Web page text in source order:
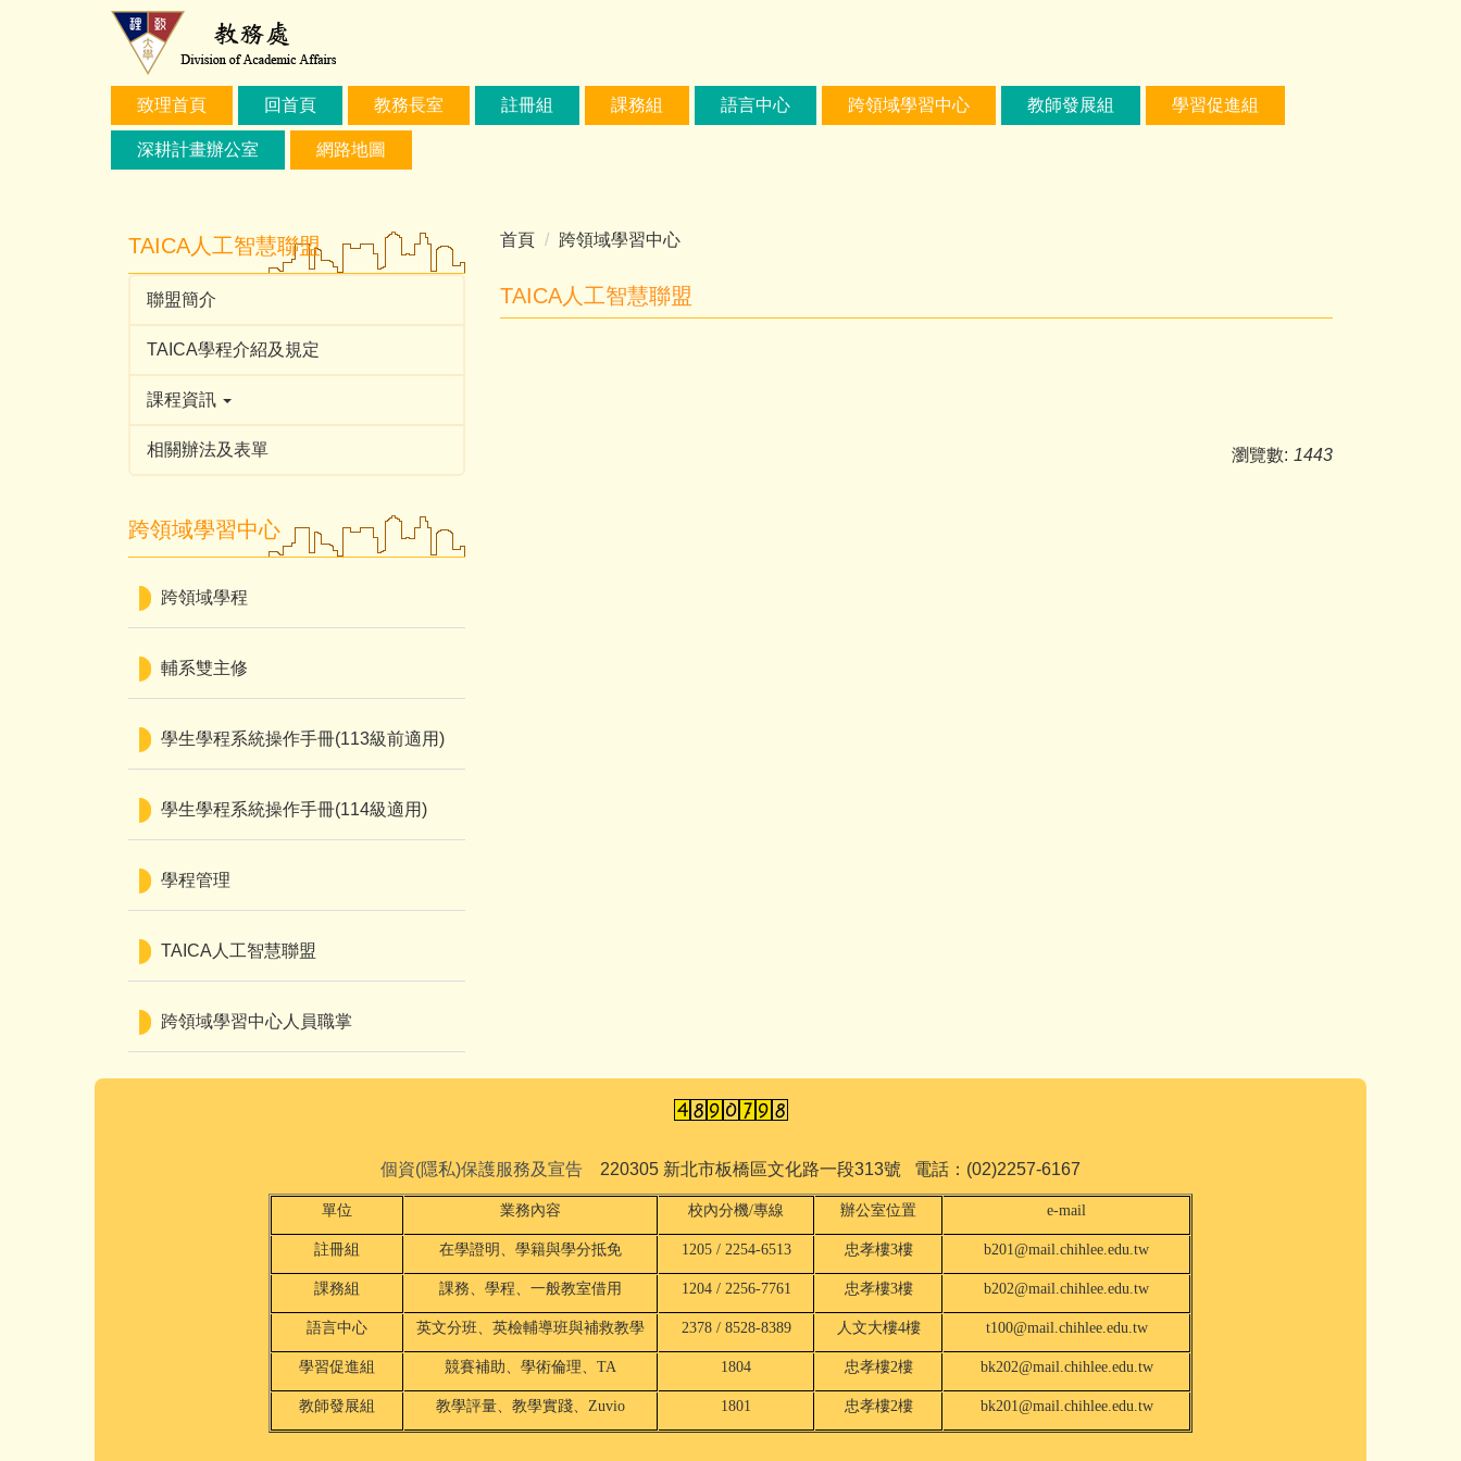
致理首頁 回首頁 教務長室 註冊組 課務組 語言中心 跨領域學習中心 教師發展組 學習促進組
深耕計畫辦公室 網路地圖
TAICA人工智慧聯盟
聯盟簡介
TAICA學程介紹及規定
課程資訊
相關辦法及表單
跨領域學習中心
跨領域學程
輔系雙主修
學生學程系統操作手冊(113級前適用)
學生學程系統操作手冊(114級適用)
學程管理
TAICA人工智慧聯盟
跨領域學習中心人員職掌
首頁 跨領域學習中心
TAICA人工智慧聯盟
瀏覽數: 1443
個資(隱私)保護服務及宣告 220305 新北市板橋區文化路一段313號 電話：(02)2257-6167
單位 業務內容 校內分機/專線 辦公室位置 e-mail
註冊組 在學證明、學籍與學分抵免 1205 / 2254-6513 忠孝樓3樓 b201@mail.chihlee.edu.tw
課務組 課務、學程、一般教室借用 1204 / 2256-7761 忠孝樓3樓 b202@mail.chihlee.edu.tw
語言中心 英文分班、英檢輔導班與補救教學 2378 / 8528-8389 人文大樓4樓 t100@mail.chihlee.edu.tw
學習促進組 競賽補助、學術倫理、TA 1804 忠孝樓2樓 bk202@mail.chihlee.edu.tw
教師發展組 教學評量、教學實踐、Zuvio 1801 忠孝樓2樓 bk201@mail.chihlee.edu.tw